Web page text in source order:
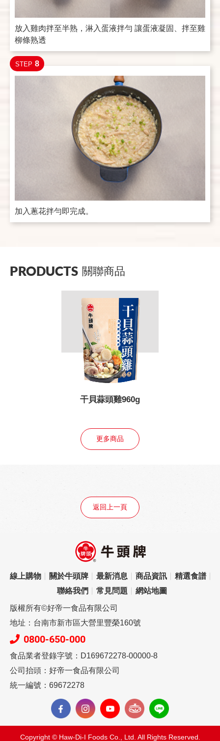
放入雞肉拌至半熟，淋入蛋液拌勻 讓蛋液凝固、拌至雞
柳條熟透
STEP 8
加入蔥花拌勻即完成。
PRODUCTS 關聯商品
干貝蒜頭雞960g
更多商品
返回上一頁
線上購物 關於牛頭牌 最新消息 商品資訊
精選食譜
聯絡我們
常見問題 網站地圖
版權所有©好帝一食品有限公司
地址：台南市新市區大營里豐榮160號
0800-650-000
食品業者登錄字號：D169672278-00000-8
公司抬頭：好帝一食品有限公司
統一編號：69672278
Copyright © Haw-Di-I Foods Co., Ltd. All Rights Reserved.